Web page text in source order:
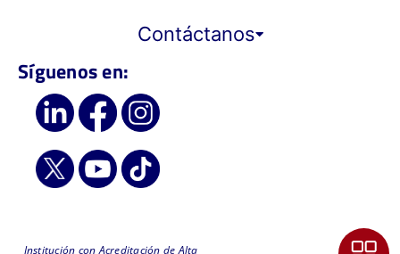
Contáctanos
Síguenos en:
Institución con Acreditación de Alta